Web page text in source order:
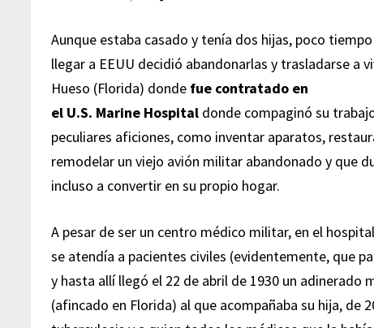
Aunque estaba casado y tenía dos hijas, poco
llegar a EEUU decidió abandonarlas y trasladarse a
Hueso (Florida) donde fue contratado en
el U.S. Marine Hospital donde compaginó su
peculiares aficiones, como inventar aparatos,
remodelar un viejo avión militar abandonado y que
incluso a convertir en su propio hogar.
A pesar de ser un centro médico militar, en el
se atendía a pacientes civiles (evidentemente, que
y hasta allí llegó el 22 de abril de 1930 un adinerado
(afincado en Florida) al que acompañaba su hija, de